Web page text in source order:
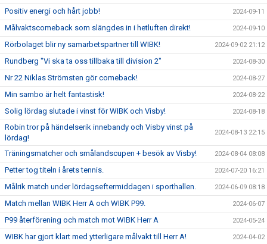
Positiv energi och hårt jobb! 2024-09-11
Målvaktscomeback som slängdes in i hetluften direkt! 2024-09-10
Rörbolaget blir ny samarbetspartner till WIBK! 2024-09-02 21:12
Rundberg "Vi ska ta oss tillbaka till division 2" 2024-08-30
Nr 22 Niklas Strömsten gör comeback! 2024-08-27
Min sambo är helt fantastisk! 2024-08-22
Solig lördag slutade i vinst för WIBK och Visby! 2024-08-18
Robin tror på händelserik innebandy och Visby vinst på
lördag!
2024-08-13 22:15
Träningsmatcher och smålandscupen + besök av Visby! 2024-08-04 08:08
Petter tog titeln i årets tennis. 2024-07-20 16:21
Målrik match under lördagseftermiddagen i sporthallen. 2024-06-09 08:18
Match mellan WIBK Herr A och WIBK P99. 2024-06-07
P99 återförening och match mot WIBK Herr A 2024-05-24
WIBK har gjort klart med ytterligare målvakt till Herr A! 2024-04-02